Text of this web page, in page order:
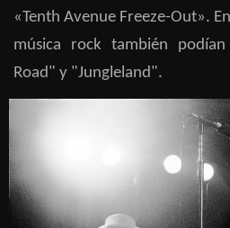
«Tenth Avenue Freeze-Out».
música rock también podían
Road" y "Jungleland".